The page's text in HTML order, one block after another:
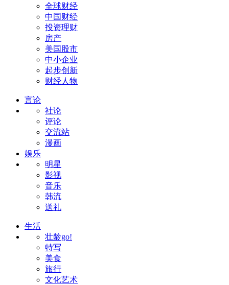
全球财经
中国财经
投资理财
房产
美国股市
中小企业
起步创新
财经人物
言论
社论
评论
交流站
漫画
娱乐
明星
影视
音乐
韩流
送礼
生活
壮龄go!
特写
美食
旅行
文化艺术